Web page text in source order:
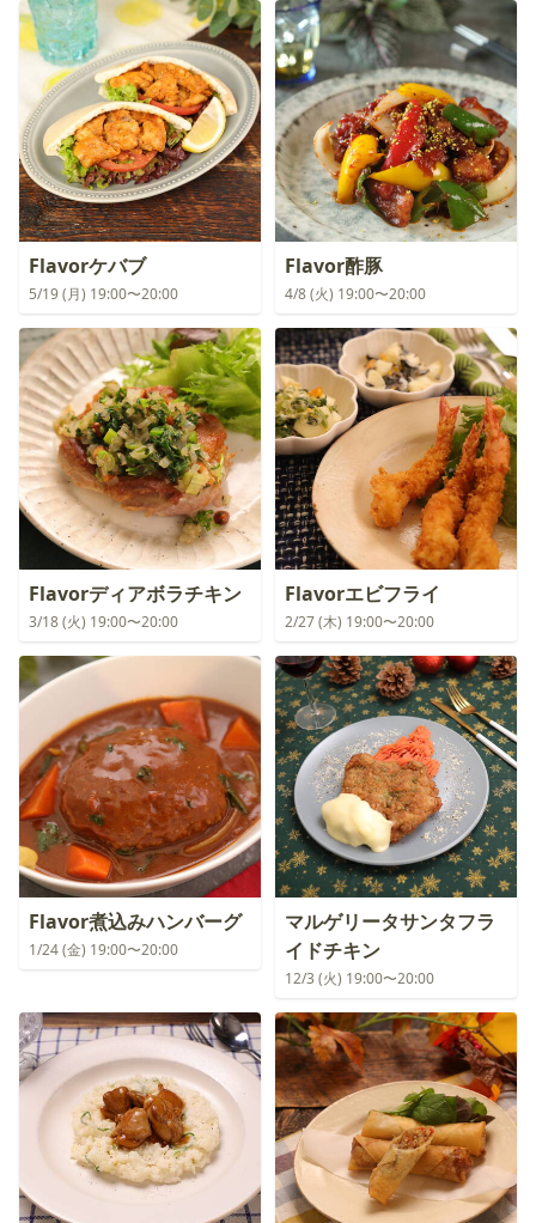
Flavorケバブ
5/19 (月) 19:00〜20:00
Flavor酢豚
4/8 (火) 19:00〜20:00
Flavorディアボラチキン
3/18 (火) 19:00〜20:00
Flavorエビフライ
2/27 (木) 19:00〜20:00
Flavor煮込みハンバーグ
1/24 (金) 19:00〜20:00
マルゲリータサンタフラ
イドチキン
12/3 (火) 19:00〜20:00